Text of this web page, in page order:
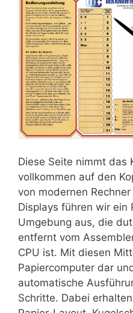
Diese Seite nimmt das
vollkommen auf den
von modernen
Displays führen wir ein
Umgebung aus, die
entfernt vom
CPU ist. Mit diesen
Papiercomputer dar
automatische
Schritte. Dabei